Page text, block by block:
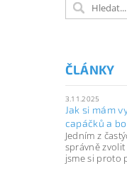
ČLÁNKY
3.11.2025
Jak si mám
capáčků a
Jedním z
správně
jsme si proto